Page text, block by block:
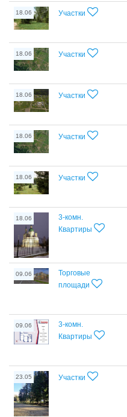
18.06 Участки
18.06 Участки
18.06 Участки
18.06 Участки
18.06 Участки
18.06
3-комн.
Квартиры
09.06
Торговые
площади
09.06
3-комн.
Квартиры
23.05 Участки